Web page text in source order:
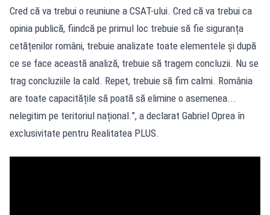
Cred că va trebui o reuniune a CSAT-ului. Cred că va trebui ca
opinia publică, fiindcă pe primul loc trebuie să fie siguranța
cetățenilor români, trebuie analizate toate elementele și după
ce se face această analiză, trebuie să tragem concluzii. Nu se
trag concluziile la cald. Repet, trebuie să fim calmi. România
are toate capacitățile să poată să elimine o asemenea...
nelegitim pe teritoriul național.”, a declarat Gabriel Oprea în
exclusivitate pentru Realitatea PLUS.